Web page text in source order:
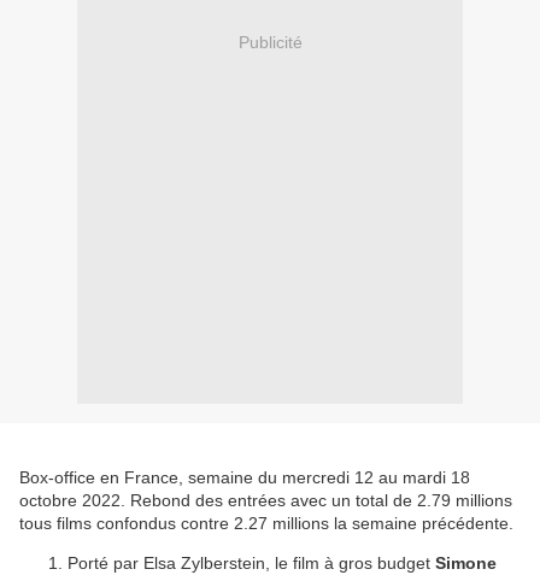
Publicité
Box-office en France, semaine du mercredi 12 au mardi 18
octobre 2022. Rebond des entrées avec un total de 2.79 millions
tous films confondus contre 2.27 millions la semaine précédente.
Porté par Elsa Zylberstein, le film à gros budget Simone